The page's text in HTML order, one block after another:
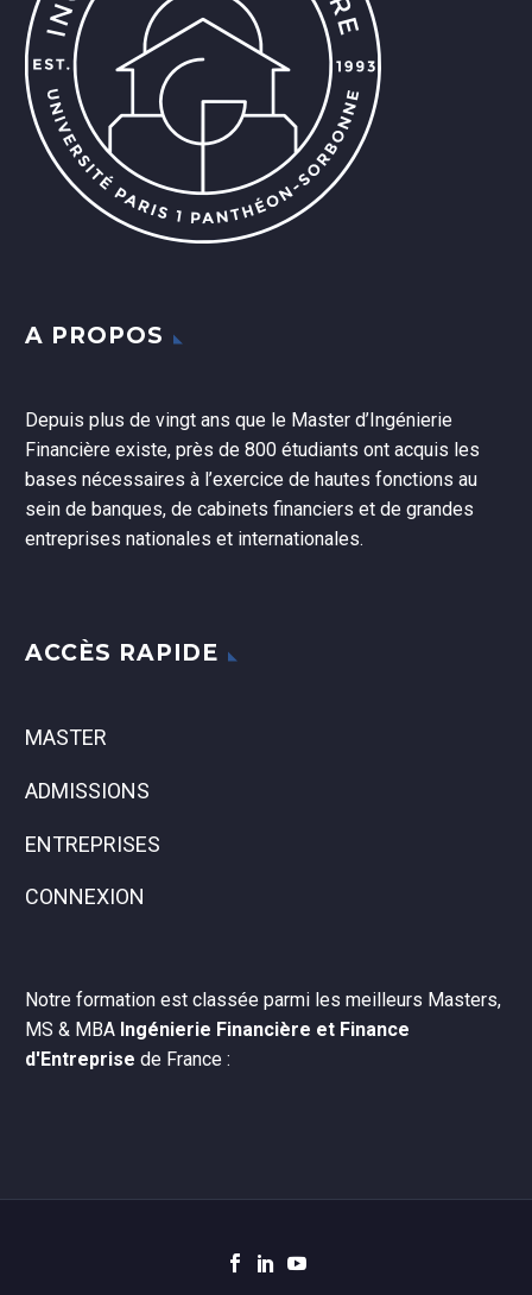
A PROPOS
Depuis plus de vingt ans que le Master d’Ingénierie
Financière existe, près de 800 étudiants ont acquis les
bases nécessaires à l’exercice de hautes fonctions au
sein de banques, de cabinets financiers et de grandes
entreprises nationales et internationales.
ACCÈS RAPIDE
MASTER
ADMISSIONS
ENTREPRISES
CONNEXION
Notre formation est classée parmi les meilleurs Masters,
MS & MBA Ingénierie Financière et Finance
d'Entreprise de France :